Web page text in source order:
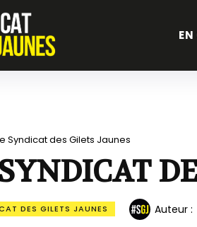
Syndicat des Gilets Jaunes
DES GILETS JAUNES Auteur :